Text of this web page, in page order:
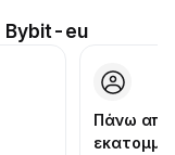
Bybit-eu
Πάνω από